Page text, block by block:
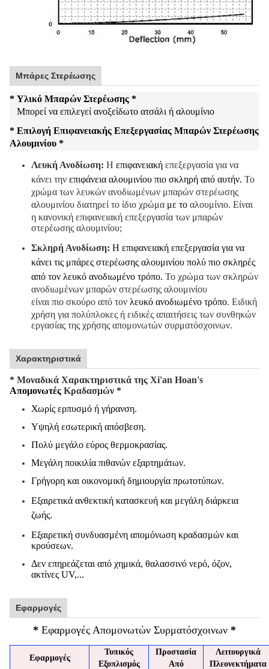
Μπάρες Στερέωσης
* Υλικό Μπαρών Στερέωσης *
Μπορεί να επιλεγεί ανοξείδωτο ατσάλι ή αλουμίνιο
* Επιλογή Επιφανειακής Επεξεργασίας Μπαρών Στερέωσης
Αλουμινίου *
Λευκή Ανοδίωση: Η επιφανειακή επεξεργασία για να
κάνει την επιφάνεια αλουμινίου πιο σκληρή από αυτήν. Το
χρώμα των λευκών ανοδιωμένων μπαρών στερέωσης
αλουμινίου διατηρεί το ίδιο χρώμα με το αλουμίνιο. Είναι
η κανονική επιφανειακή επεξεργασία των μπαρών
στερέωσης αλουμινίου;
Σκληρή Ανοδίωση: Η επιφανειακή επεξεργασία για να
κάνει τις μπάρες στερέωσης αλουμινίου πολύ πιο σκληρές
από τον λευκό ανοδιωμένο τρόπο. Το χρώμα των σκληρών
ανοδιωμένων μπαρών στερέωσης αλουμινίου
είναι πιο σκούρο από τον λευκό ανοδιωμένο τρόπο. Ειδική
χρήση για πολύπλοκες ή ειδικές απαιτήσεις των συνθηκών
εργασίας της χρήσης απομονωτών συρματόσχοινων.
Χαρακτηριστικά
* Μοναδικά Χαρακτηριστικά της Xi'an Hoan's
Απομονωτές Κραδασμών *
Χωρίς ερπυσμό ή γήρανση.
Υψηλή εσωτερική απόσβεση.
Πολύ μεγάλο εύρος θερμοκρασίας.
Μεγάλη ποικιλία πιθανών εξαρτημάτων.
Γρήγορη και οικονομική δημιουργία πρωτοτύπων.
Εξαιρετικά ανθεκτική κατασκευή και μεγάλη διάρκεια
ζωής.
Εξαιρετική συνδυασμένη απομόνωση κραδασμών και
κρούσεων.
Δεν επηρεάζεται από χημικά, θαλασσινό νερό, όζον,
ακτίνες UV,...
Εφαρμογές
* Εφαρμογές Απομονωτών Συρματόσχοινων *
Εφαρμογές
Τυπικός
Εξοπλισμός
Προστασία
Από
Λειτουργικά
Πλεονεκτήματα